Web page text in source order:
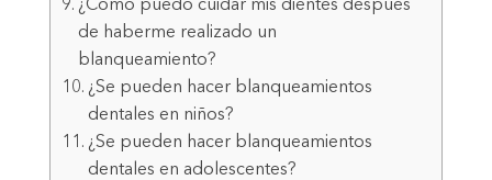
¿Como puedo cuidar mis dientes después
de haberme realizado un
blanqueamiento?
¿Se pueden hacer blanqueamientos
dentales en niños?
¿Se pueden hacer blanqueamientos
dentales en adolescentes?